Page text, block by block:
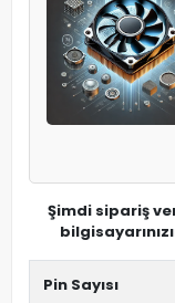
Şimdi sipariş
Pin Sayısı